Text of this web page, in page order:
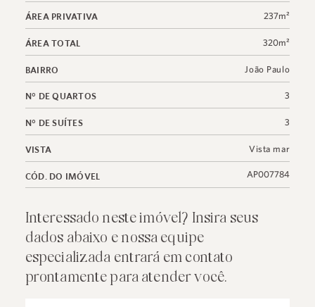
ÁREA PRIVATIVA 237m²
ÁREA TOTAL 320m²
BAIRRO João Paulo
N° DE QUARTOS 3
N° DE SUÍTES 3
VISTA Vista mar
CÓD. DO IMÓVEL AP007784
Interessado neste imóvel? Insira seus
dados abaixo e nossa equipe
especializada entrará em contato
prontamente para atender você.